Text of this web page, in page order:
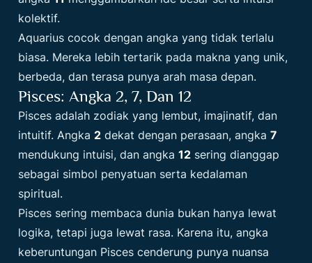
kolektif.
Aquarius cocok dengan angka yang tidak terlalu
biasa. Mereka lebih tertarik pada makna yang unik,
berbeda, dan terasa punya arah masa depan.
Pisces: Angka 2, 7, Dan 12
Pisces adalah zodiak yang lembut, imajinatif, dan
intuitif. Angka2 dekat dengan perasaan, angka7
mendukung intuisi, dan angka12 sering dianggap
sebagai simbol penyatuan serta kedalaman
spiritual.
Pisces sering membaca dunia bukan hanya lewat
logika, tetapi juga lewat rasa. Karena itu, angka
keberuntungan Pisces cenderung punya nuansa